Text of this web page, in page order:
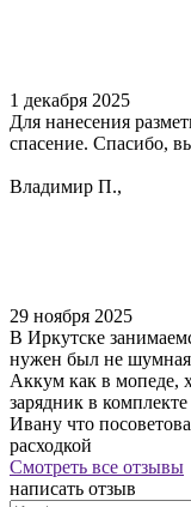
1 декабря 2025
Для нанесения
спасение. Спасибо,
Владимир П.,
29 ноября 2025
В Иркутске
нужен был не шумная
Аккум как в мопеде,
зарядник в
Ивану что
расходкой
Смотреть все отзывы
написать отзыв